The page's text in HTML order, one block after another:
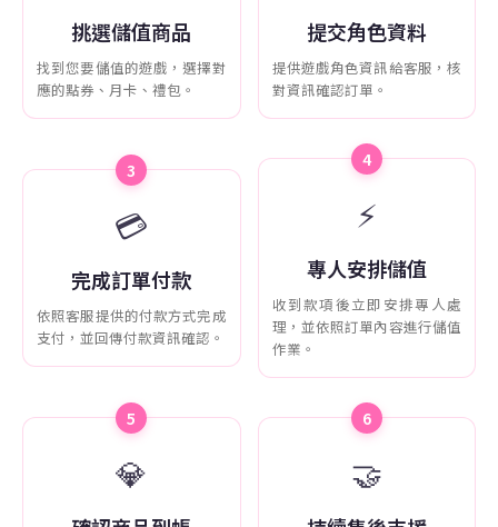
挑選儲值商品
找到您要儲值的遊戲，選擇對
應的點券、月卡、禮包。
提交角色資料
提供遊戲角色資訊給客服，核
對資訊確認訂單。
3
💳
完成訂單付款
依照客服提供的付款方式完成
支付，並回傳付款資訊確認。
4
⚡
專人安排儲值
收到款項後立即安排專人處
理，並依照訂單內容進行儲值
作業。
5
💎
6
🤝